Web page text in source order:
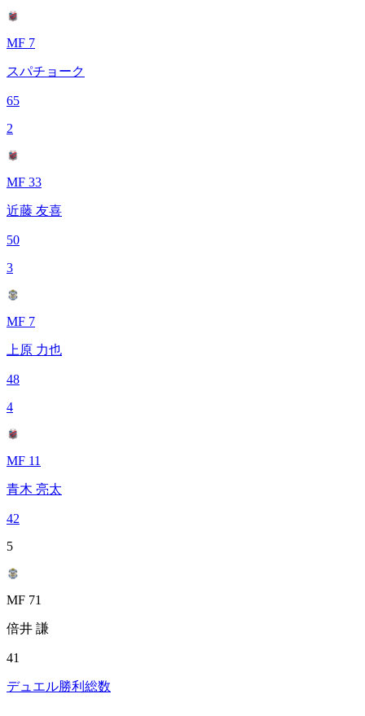
MF 7
スパチョーク
65
2
MF 33
近藤 友喜
50
3
MF 7
上原 力也
48
4
MF 11
青木 亮太
42
5
MF 71
倍井 謙
41
デュエル勝利総数